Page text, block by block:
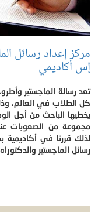
مركز إعداد رسائل
إس أكاديمي
تعد رسالة الماجستير
كل الطلاب في العالم،
يخطيها الباحث من أجل
مجموعة من الصعوبات عند
لذلك قررنا في
رسائل الماجستير